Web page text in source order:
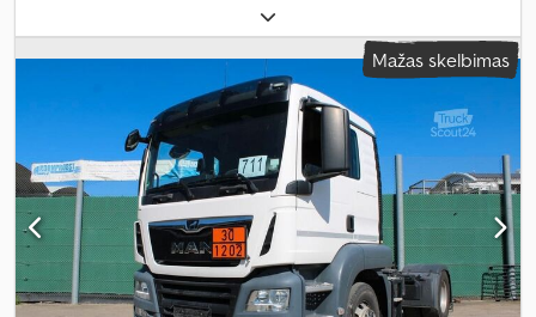
2 ašys
stabdžiai:retarderis, spalva:raudona, pavaros tipas:automatinis,
emisijos klasė:Euro 6, Įranga:ABS, autonominis šildytuvas,
navigacijos sistema, oro kondicionavimas
Mažas skelbimas